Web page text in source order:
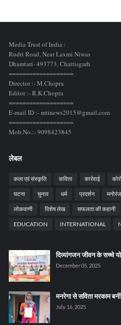
Media Trust of India :
Rudri Road, Near Laxmi Niwas
Dhamtari- 493773,Chattisgarh
===================
Director :- M.Chopra
Editor :- R.K.Chopra
===================
E-mail ID :- mtinews2015@gmail.com
===================
Mob.No.:- 9098423845
लेबल
कला एवं संस्कृति कविता कार्रवाई
घटना चुनाव धर्म प्रदर्शन
लोकवाणी विशेष लेख सफलता की कहानी
EDUCATION INTERNATIONAL
दिव्यांगजन जीवन के सच्चे
December 05, 2025
मनरेगा से सविता मरकाम
July 16, 2025